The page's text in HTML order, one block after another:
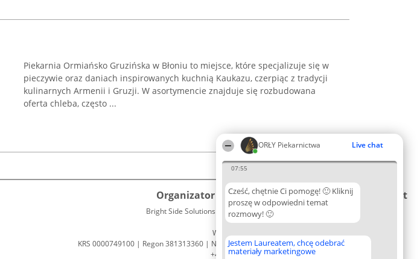
ORŁY Piekarnictwa Live chat
07:55
Cześć, chętnie Ci pomogę! 🙂 Kliknij
proszę w odpowiedni temat
rozmowy! 🙂
Jestem Laureatem, chcę odebrać
materiały marketingowe
Piekarnia Ormiańsko Gruzińska w Błoniu to miejsce, które specjalizuje się w
pieczywie oraz daniach inspirowanych kuchnią Kaukazu, czerpiąc z tradycji
kulinarnych Armenii i Gruzji. W asortymencie znajduje się rozbudowana
oferta chleba, często ...
Organizator plebiscytu
Bright Side Solutions sp. z o. o. sp. k.
ul. Ruska 22
Wrocław 50-079
KRS 0000749100 | Regon 381313360 | NIP 8943132676
+48 508 492 400
Plebiscyt
Lista
Laureatów
Zasady
Kontakt